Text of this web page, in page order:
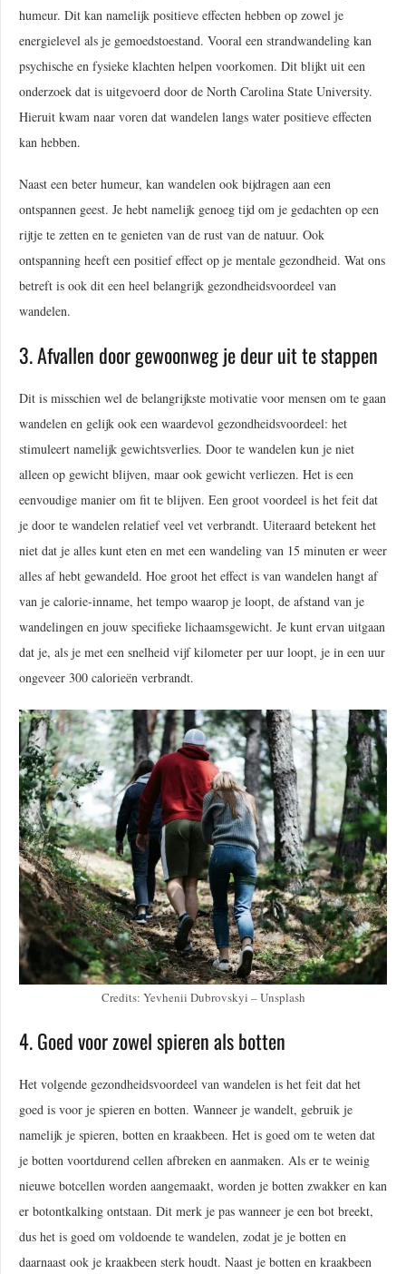
humeur. Dit kan namelijk positieve effecten hebben op zowel je
energielevel als je gemoedstoestand. Vooral een strandwandeling kan
psychische en fysieke klachten helpen voorkomen. Dit blijkt uit een
onderzoek dat is uitgevoerd door de North Carolina State University.
Hieruit kwam naar voren dat wandelen langs water positieve effecten
kan hebben.
Naast een beter humeur, kan wandelen ook bijdragen aan een
ontspannen geest. Je hebt namelijk genoeg tijd om je gedachten op een
rijtje te zetten en te genieten van de rust van de natuur. Ook
ontspanning heeft een positief effect op je mentale gezondheid. Wat ons
betreft is ook dit een heel belangrijk gezondheidsvoordeel van
wandelen.
3. Afvallen door gewoonweg je deur uit te stappen
Dit is misschien wel de belangrijkste motivatie voor mensen om te gaan
wandelen en gelijk ook een waardevol gezondheidsvoordeel: het
stimuleert namelijk gewichtsverlies. Door te wandelen kun je niet
alleen op gewicht blijven, maar ook gewicht verliezen. Het is een
eenvoudige manier om fit te blijven. Een groot voordeel is het feit dat
je door te wandelen relatief veel vet verbrandt. Uiteraard betekent het
niet dat je alles kunt eten en met een wandeling van 15 minuten er weer
alles af hebt gewandeld. Hoe groot het effect is van wandelen hangt af
van je calorie-inname, het tempo waarop je loopt, de afstand van je
wandelingen en jouw specifieke lichaamsgewicht. Je kunt ervan uitgaan
dat je, als je met een snelheid vijf kilometer per uur loopt, je in een uur
ongeveer 300 calorieën verbrandt.
Credits: Yevhenii Dubrovskyi – Unsplash
4. Goed voor zowel spieren als botten
Het volgende gezondheidsvoordeel van wandelen is het feit dat het
goed is voor je spieren en botten. Wanneer je wandelt, gebruik je
namelijk je spieren, botten en kraakbeen. Het is goed om te weten dat
je botten voortdurend cellen afbreken en aanmaken. Als er te weinig
nieuwe botcellen worden aangemaakt, worden je botten zwakker en kan
er botontkalking ontstaan. Dit merk je pas wanneer je een bot breekt,
dus het is goed om voldoende te wandelen, zodat je je botten en
daarnaast ook je kraakbeen sterk houdt. Naast je botten en kraakbeen